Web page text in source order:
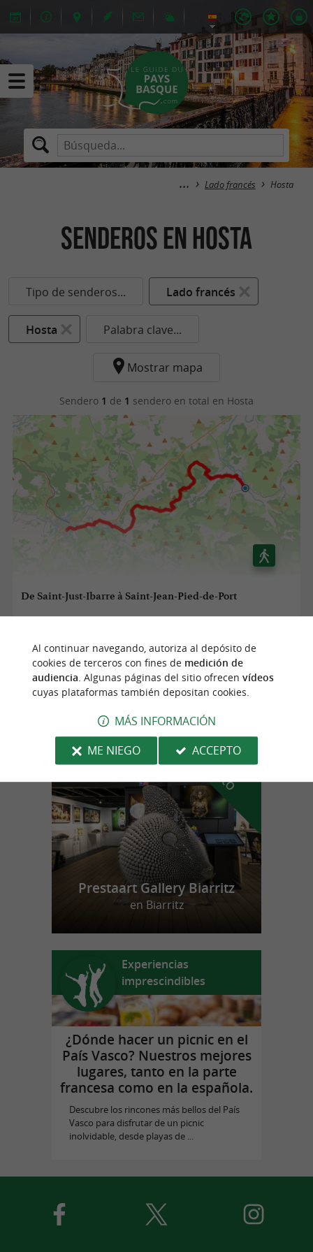
Lado francés Hosta
senderos en Hosta
Tipo de senderos... Lado francés
Hosta Palabra clave...
Mostrar mapa
Sendero 1 de 1 sendero en total en Hosta
De Saint-Just-Ibarre à Saint-Jean-Pied-de-Port
Hosta
24,1 km
n
u
e
s
t
r
o
f
a
v
o
r
i
t
o
Prestaart Gallery Biarritz
en Biarritz
Experiencias
imprescindibles
¿Dónde hacer un picnic en el
País Vasco? Nuestros mejores
lugares, tanto en la parte
francesa como en la española.
Descubre los rincones más bellos del País
Vasco para disfrutar de un picnic
inolvidable, desde playas de ...
Al continuar navegando, autoriza al depósito de
cookies de terceros con fines de medición de
audiencia . Algunas páginas del sitio ofrecen vídeos
cuyas plataformas también depositan cookies.
MÁS INFORMACIÓN
ME NIEGO
ACCEPTO